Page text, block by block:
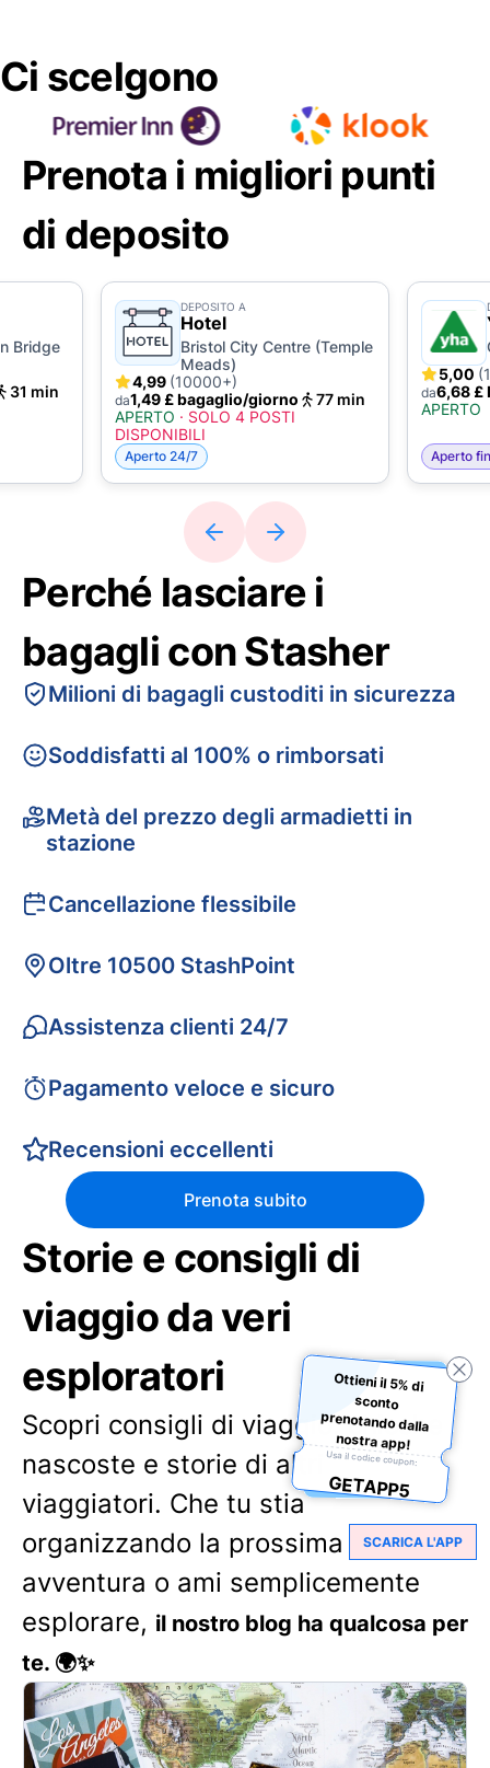
Ci scelgono
Prenota i migliori punti
di deposito
Bridge
31 min
DEPOSITO A
Hotel
Bristol City Centre (Temple
Meads)
4,99 (10000+)
da1,49 £ bagaglio/giorno
77 min
APERTO · SOLO 4 POSTI
DISPONIBILI
Aperto 24/7
5,00
da6,68 £
APERTO
Aperto
Perché lasciare i
bagagli con Stasher
Milioni di bagagli custoditi in sicurezza
Soddisfatti al 100% o rimborsati
Metà del prezzo degli armadietti in
stazione
Cancellazione flessibile
Oltre 10500 StashPoint
Assistenza clienti 24/7
Pagamento veloce e sicuro
Recensioni eccellenti
Prenota subito
Storie e consigli di
viaggio da veri
esploratori
Scopri consigli di viaggio, chicche
nascoste e storie di altri
viaggiatori. Che tu stia
organizzando la prossima
avventura o ami semplicemente
esplorare, il nostro blog ha qualcosa per
te. 🌍✨
Ottieni il 5% di
sconto
prenotando dalla
nostra app!
Usa il codice coupon:
GETAPP5
SCARICA L'APP